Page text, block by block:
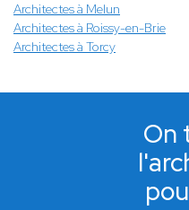
Architectes à Melun
Architectes à Roissy-en-Brie
Architectes à Torcy
On